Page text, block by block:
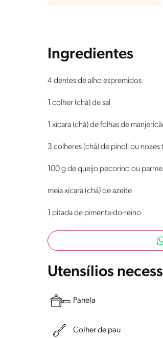
Ingredientes
4 dentes de alho espremidos
1 colher (chá) de sal
1 xícara (chá) de folhas de
3 colheres (chá) de pinoli ou nozes
100 g de queijo pecorino ou
meia xícara (chá) de azeite
1 pitada de pimenta-do-reino
Utensílios
Panela
Colher de pau